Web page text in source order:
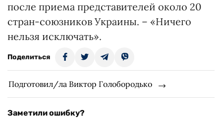
после приема представителей около 20
стран-союзников Украины. – «Ничего
нельзя исключать».
Поделиться
Подготовил/ла Виктор Голобородько
Заметили ошибку?